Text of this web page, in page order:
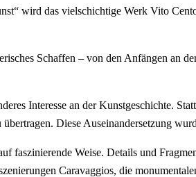
wird das vielschichtige Werk Vito
Schaffen – von den Anfängen an
Interesse an der Kunstgeschichte.
Diese Auseinandersetzung
faszinierende Weise. Details und
Caravaggios, die